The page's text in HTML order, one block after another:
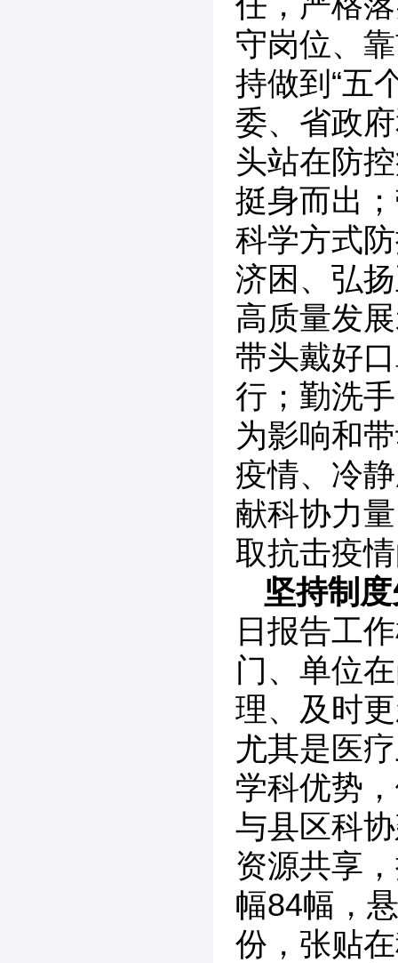
守岗位、
持做到“五
委、省政
头站在防
挺身而出
科学方式
济困、弘
高质量发
带头戴好
行；勤洗
为影响和
疫情、冷
献科协力
取抗击疫
坚持制
日报告工
门、单位
理、及时
尤其是医
学科优势
与县区科
资源共享
幅84幅，
份，张贴